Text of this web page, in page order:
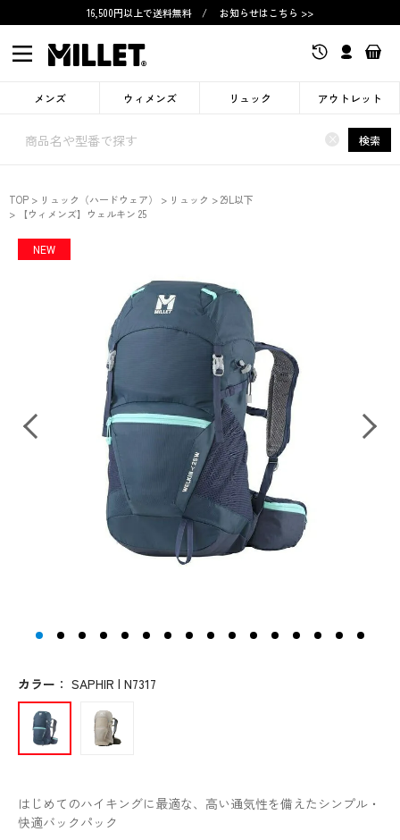
16,500円以上で送料無料 / お知らせはこちら >>
メンズ ウィメンズ リュック アウトレット
× 検索
TOP リュック（ハードウェア） リュック
29L以下
【ウィメンズ】ウェルキン 25
はじめてのハイキングに最適な、高い通気性を備えたシンプル・
快適バックパック
NEW
カラー ： SAPHIR | N7317